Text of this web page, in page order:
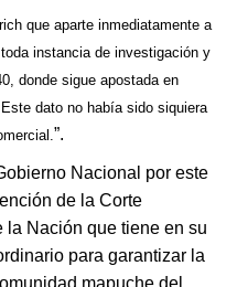
que aparte inmediatamente a
instancia de investigación y
donde sigue apostada en
dato no había sido siquiera
”.
Nacional por este
de la Corte
la Nación que tiene en su
para garantizar la
mapuche del